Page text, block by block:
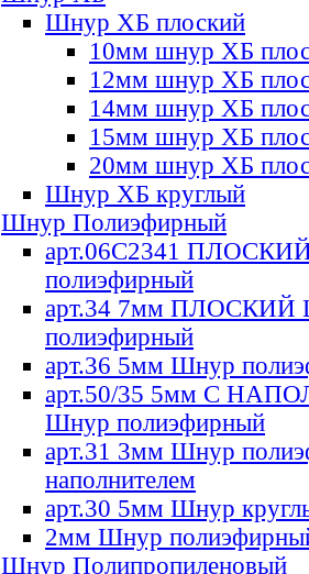
Шнур ХБ плоский
10мм шнур ХБ
12мм шнур ХБ
14мм шнур ХБ
15мм шнур ХБ
20мм шнур ХБ
Шнур ХБ круглый
Шнур Полиэфирный
арт.06С2341
полиэфирный
арт.34 7мм ПЛОСКИЙ
полиэфирный
арт.36 5мм Шнур
арт.50/35 5мм С
Шнур полиэфирный
арт.31 3мм Шнур
наполнителем
арт.30 5мм Шнур
2мм Шнур
Шнур Полипропиленовый